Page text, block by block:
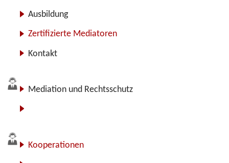
Ausbildung
Zertifizierte Mediatoren
Kontakt
Mediation und Rechtsschutz
Kooperationen